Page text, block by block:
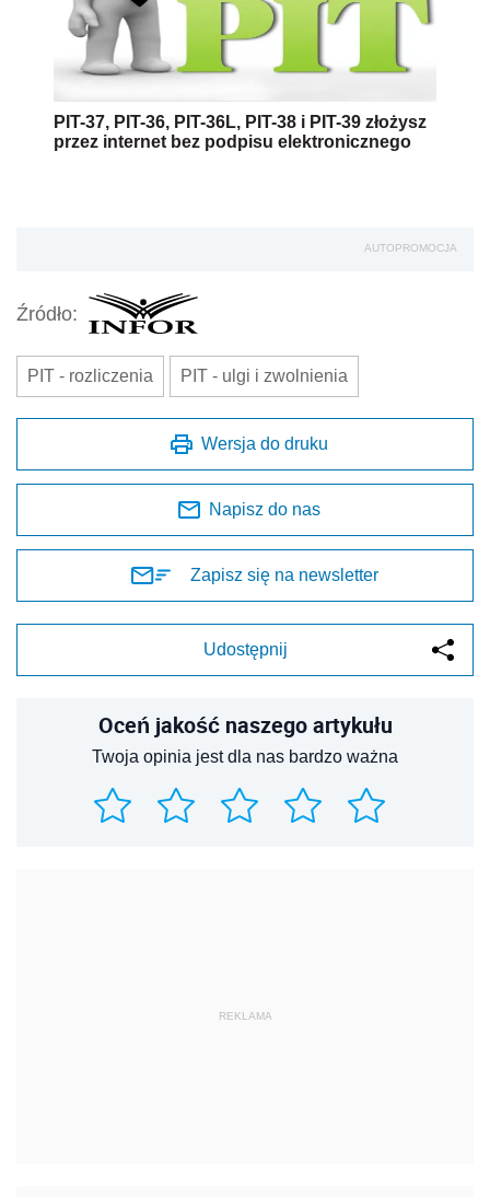
PIT-37, PIT-36, PIT-36L, PIT-38 i PIT-39 złożysz
przez internet bez podpisu elektronicznego
AUTOPROMOCJA
Źródło:
PIT - rozliczenia PIT - ulgi i zwolnienia
Wersja do druku
Napisz do nas
Zapisz się na newsletter
Udostępnij
Oceń jakość naszego artykułu
Twoja opinia jest dla nas bardzo ważna
REKLAMA